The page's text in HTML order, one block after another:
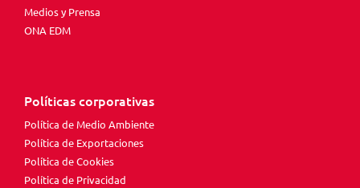
Medios y Prensa
ONA EDM
Políticas corporativas
Política de Medio Ambiente
Política de Exportaciones
Política de Cookies
Política de Privacidad